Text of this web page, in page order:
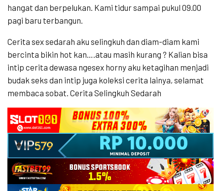
hangat dan berpelukan. Kami tidur sampai pukul 09.00
pagi baru terbangun.
Cerita sex sedarah aku selingkuh dan diam-diam kami
bercinta bikin hot kan….atau masih kurang ? Kalian bisa
intip cerita dewasa ngesex horny aku ketagihan menjadi
budak seks dan intip juga koleksi cerita lainya, selamat
membaca sobat. Cerita Selingkuh Sedarah